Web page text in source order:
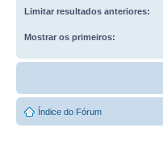
Limitar resultados anteriores:
Mostrar os primeiros:
Índice do Fórum